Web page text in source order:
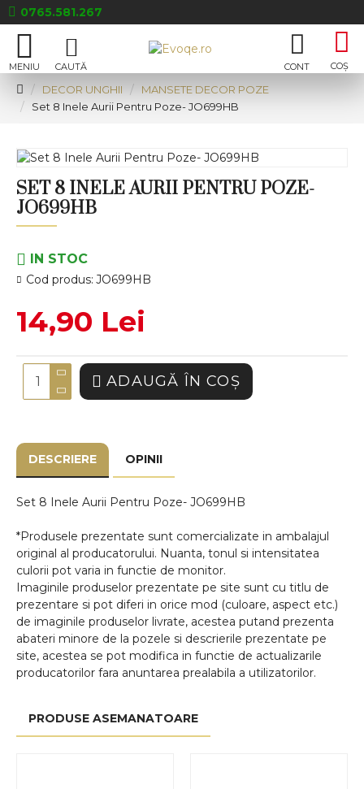
0765.581.267
DECOR UNGHII
MANSETE DECOR POZE
Set 8 Inele Aurii Pentru Poze- JO699HB
SET 8 INELE AURII PENTRU POZE-
JO699HB
IN STOC
Cod produs: JO699HB
14,90 Lei
ADAUGĂ ÎN COŞ
DESCRIERE OPINII
Set 8 Inele Aurii Pentru Poze- JO699HB
*Produsele prezentate sunt comercializate in ambalajul
original al producatorului. Nuanta, tonul si intensitatea
culorii pot varia in functie de monitor.
Imaginile produselor prezentate pe site sunt cu titlu de
prezentare si pot diferi in orice mod (culoare, aspect etc.)
de imaginile produselor livrate, acestea putand prezenta
abateri minore de la pozele si descrierile prezentate pe
site, acestea se pot modifica in functie de actualizarile
producatorilor fara anuntarea prealabila a utilizatorilor.
PRODUSE ASEMANATOARE